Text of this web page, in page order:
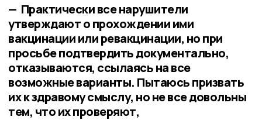
— Практически все нарушители
утверждают о прохождении ими
вакцинации или ревакцинации, но при
просьбе подтвердить документально,
отказываются, ссылаясь на все
возможные варианты. Пытаюсь призвать
их к здравому смыслу, но не все довольны
тем, что их проверяют,